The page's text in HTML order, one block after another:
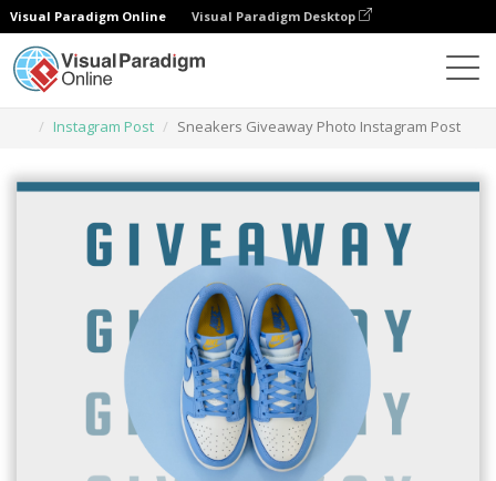
Visual Paradigm Online Visual Paradigm Desktop
Instagram Post
Sneakers Giveaway Photo Instagram Post